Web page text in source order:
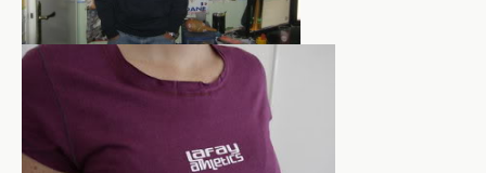
Prenez en main votre évolution physique et
avec une application qui s’adapte à vous.
Découvrir l'application